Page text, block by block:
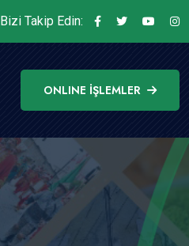
Bizi Takip Edin:
ONLINE İŞLEMLER